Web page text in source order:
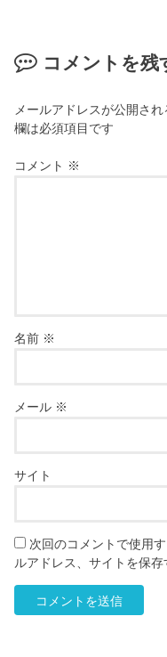
コメントを残
メールアドレスが公開され
欄は必須項目です
コメント ※
名前 ※
メール ※
サイト
次回のコメントで使用
ルアドレス、サイトを保存